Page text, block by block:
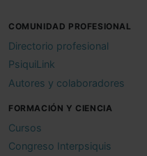
COMUNIDAD PROFESIONAL
Directorio profesional
PsiquiLink
Autores y colaboradores
FORMACIÓN Y CIENCIA
Cursos
Congreso Interpsiquis